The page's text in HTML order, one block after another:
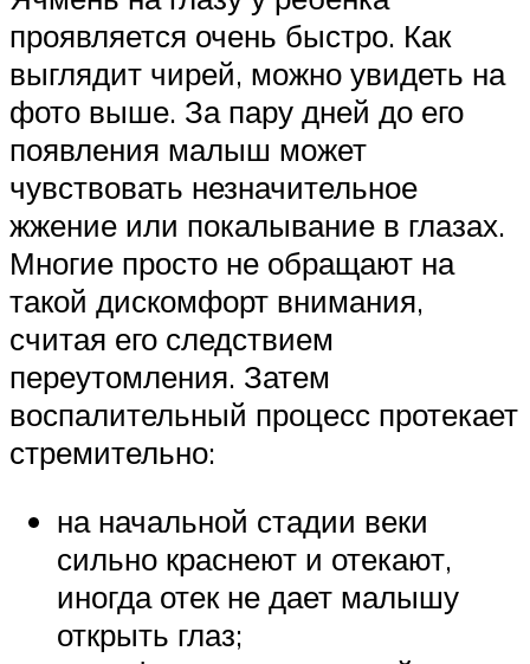
проявляется очень быстро. Как
выглядит чирей, можно увидеть на
фото выше. За пару дней до его
появления малыш может
чувствовать незначительное
жжение или покалывание в глазах.
Многие просто не обращают на
такой дискомфорт внимания,
считая его следствием
переутомления. Затем
воспалительный процесс протекает
стремительно:
на начальной стадии веки
сильно краснеют и отекают,
иногда отек не дает малышу
открыть глаз;